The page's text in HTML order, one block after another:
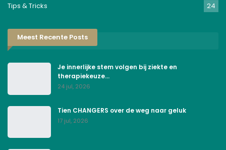
Tips & Tricks 24
Meest Recente Posts
Je innerlijke stem volgen bij ziekte en
therapiekeuze…
24 jul, 2026
Tien CHANGERS over de weg naar geluk
17 jul, 2026